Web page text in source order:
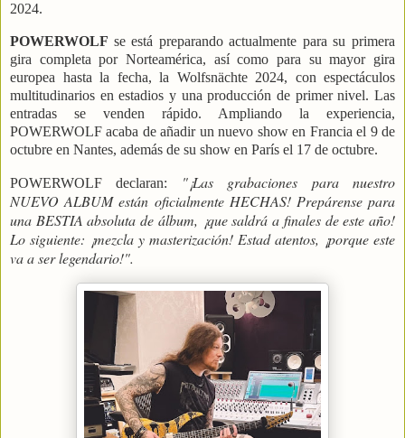
2024.
POWERWOLF se está preparando actualmente para su primera
gira completa por Norteamérica, así como para su mayor gira
europea hasta la fecha, la Wolfsnächte 2024, con espectáculos
multitudinarios en estadios y una producción de primer nivel. Las
entradas se venden rápido. Ampliando la experiencia,
POWERWOLF acaba de añadir un nuevo show en Francia el 9 de
octubre en Nantes, además de su show en París el 17 de octubre.
POWERWOLF declaran:
"¡Las grabaciones para nuestro
NUEVO ALBUM están oficialmente HECHAS! Prepárense para
una BESTIA absoluta de álbum, ¡que saldrá a finales de este año!
Lo siguiente: ¡mezcla y masterización! Estad atentos, ¡porque este
va a ser legendario!".